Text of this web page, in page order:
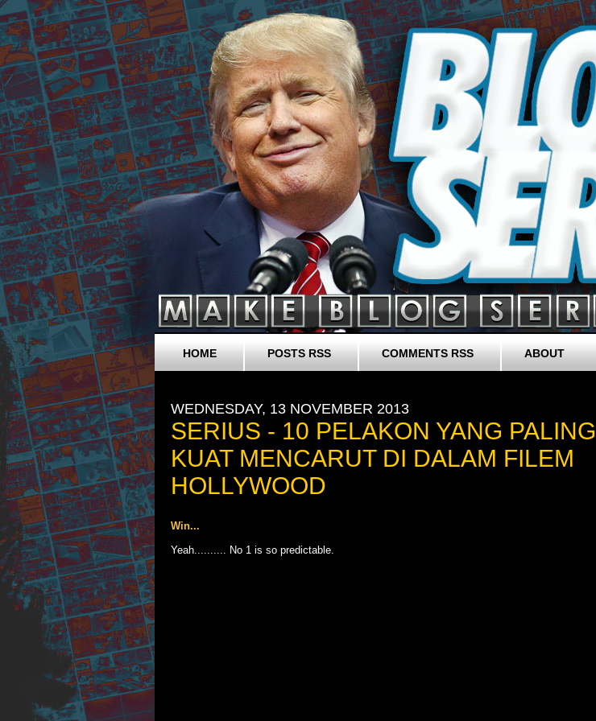
HOME POSTS RSS COMMENTS RSS ABOUT
WEDNESDAY, 13 NOVEMBER 2013
SERIUS - 10 PELAKON YANG PALING
KUAT MENCARUT DI DALAM FILEM
HOLLYWOOD
Win...
Yeah.......... No 1 is so predictable.